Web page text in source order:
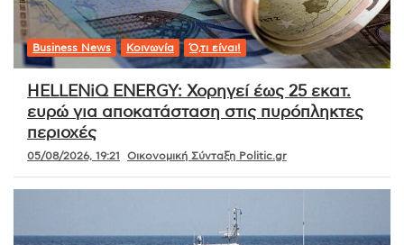
Business News Κοινωνία Ό,τι είναι!
HELLENiQ ENERGY: Χορηγεί έως 25 εκατ.
ευρώ για αποκατάσταση στις πυρόπληκτες
περιοχές
05/08/2026, 19:21 Οικονομική Σύνταξη Politic.gr